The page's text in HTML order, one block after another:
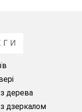
з дерева
з дзеркалом